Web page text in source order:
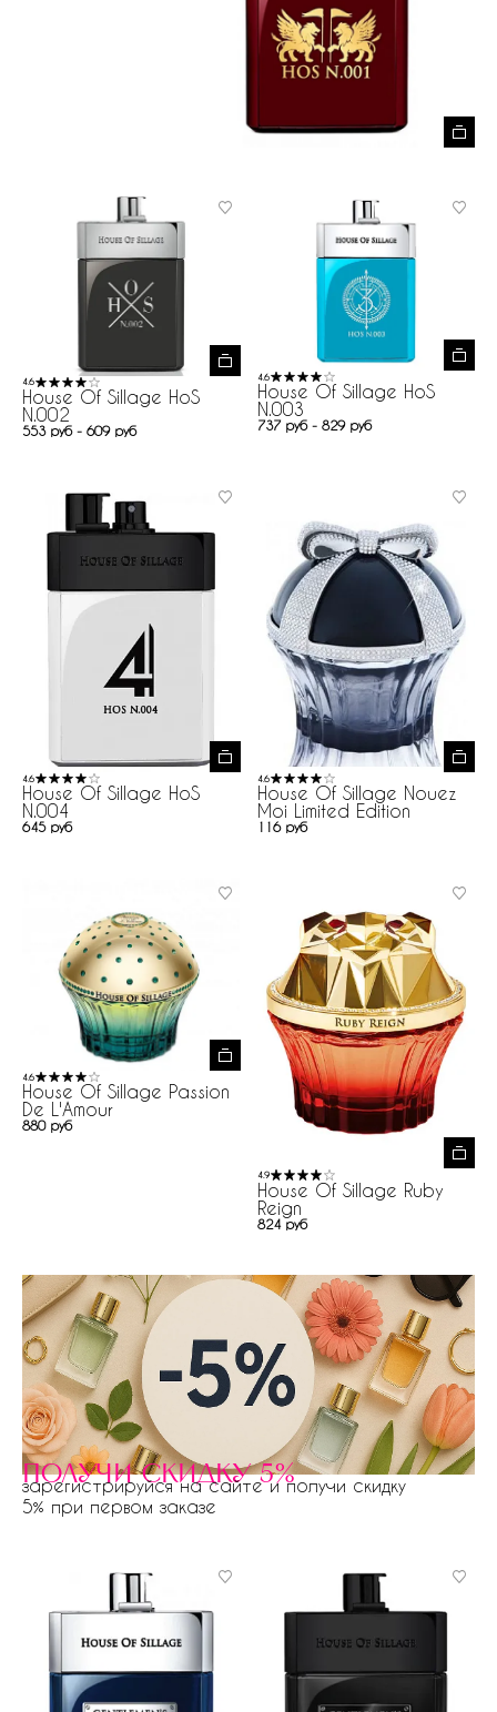
4.6
House Of Sillage HoS
N.002
553 руб - 609 руб
4.6
House Of Sillage HoS
N.003
737 руб - 829 руб
4.6
House Of Sillage HoS
N.004
645 руб
4.6
House Of Sillage Nouez
Moi Limited Edition
116 руб
4.6
House Of Sillage Passion
De L'Amour
880 руб
4.9
House Of Sillage Ruby
Reign
824 руб
получи скидку 5%
зарегистрируйся на сайте и получи скидку
5% при первом заказе